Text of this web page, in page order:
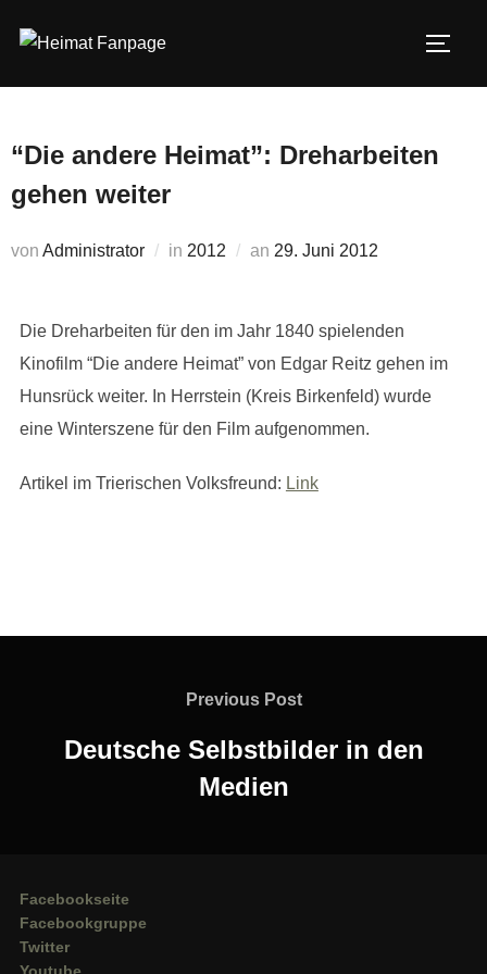
Inhalt
“Die andere Heimat”: Dreharbeiten
gehen weiter
von Administrator in 2012 an Veröffentlicht
29. Juni 2012
Die Dreharbeiten für den im Jahr 1840 spielenden
Kinofilm “Die andere Heimat” von Edgar Reitz gehen im
Hunsrück weiter. In Herrstein (Kreis Birkenfeld) wurde
eine Winterszene für den Film aufgenommen.
Artikel im Trierischen Volksfreund: Link
Previous
Previous Post
Deutsche Selbstbilder in den
Medien
Facebookseite
Facebookgruppe
Twitter
Youtube